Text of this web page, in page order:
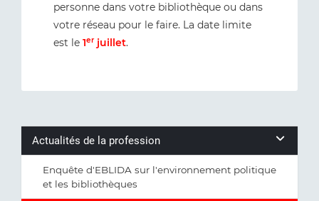
personne dans votre bibliothèque ou dans
votre réseau pour le faire. La date limite
est le 1erjuillet.
Actualités de la profession
Enquête d'EBLIDA sur l'environnement politique
et les bibliothèques